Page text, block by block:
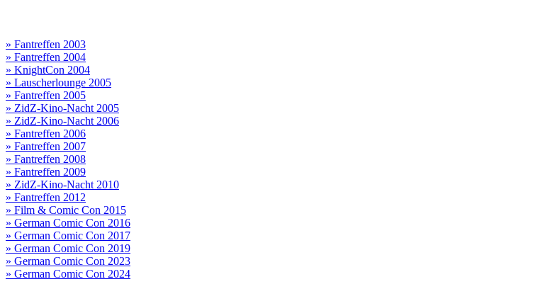
» Fantreffen 2003
» Fantreffen 2004
» KnightCon 2004
» Lauscherlounge 2005
» Fantreffen 2005
» ZidZ-Kino-Nacht 2005
» ZidZ-Kino-Nacht 2006
» Fantreffen 2006
» Fantreffen 2007
» Fantreffen 2008
» Fantreffen 2009
» ZidZ-Kino-Nacht 2010
» Fantreffen 2012
» Film & Comic Con 2015
» German Comic Con 2016
» German Comic Con 2017
» German Comic Con 2019
» German Comic Con 2023
» German Comic Con 2024